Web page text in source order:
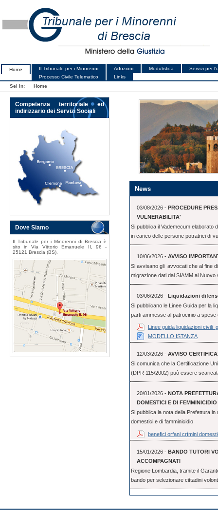
Home Il Tribunale per i Minorenni Adozioni Modulistica
Servizi per
Processo Civile Telematico
Links
Sei in:
Home
News
03/08/2026 - PROCEDURE
VULNERABILITA'
Si pubblica il Vademecum elaborato
in carico delle persone potratrici di
10/06/2026 - AVVISO
Si avvisano gli avvocati che al fine
migrazione dati dal SIAMM al
03/06/2026 - Liquidazioni
Si pubblicano le Linee Guida per la
parti ammesse al patrocinio a
Linee guida liquidazioni
MODELLO ISTANZA
12/03/2026 - AVVISO
Si comunica che la Certificazione
(DPR 115/2002) può essere
20/01/2026 - NOTA
DOMESTICI E DI FEMMINICIDIO
Si pubblica la nota della Prefettura
domestici e di famminicidio
benefici orfani crìmini
15/01/2026 - BANDO TUTORI
ACCOMPAGNATI
Regione Lombardia, tramite il
bando per selezionare cittadini
Competenza territoriale ed
indirizzario dei Servizi Sociali
Dove Siamo
Il Tribunale per i Minorenni di Brescia è
sito in Via Vittorio Emanuele II, 96 -
25121 Brescia (BS).